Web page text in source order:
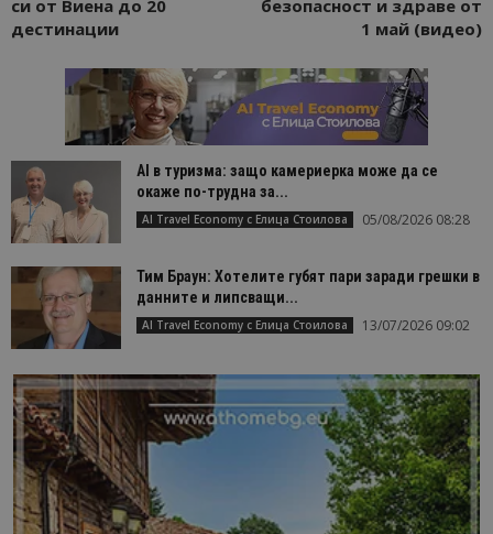
си от Виена до 20
дестинации
безопасност и здраве от
1 май (видео)
AI в туризма: защо камериерка може да се
окаже по-трудна за...
AI Travel Economy с Елица Стоилова 05/08/2026 08:28
Тим Браун: Хотелите губят пари заради грешки в
данните и липсващи...
AI Travel Economy с Елица Стоилова 13/07/2026 09:02